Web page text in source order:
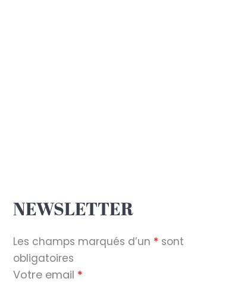
NEWSLETTER
Les champs marqués d’un * sont
obligatoires
Votre email *